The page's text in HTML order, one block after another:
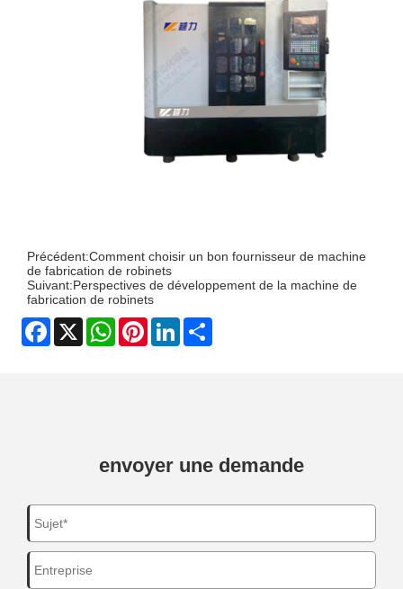
Précédent:Comment choisir un bon fournisseur de machine
de fabrication de robinets
Suivant:Perspectives de développement de la machine de
fabrication de robinets
Facebook
X WhatsAppPinterestLinkedIn
envoyer une demande